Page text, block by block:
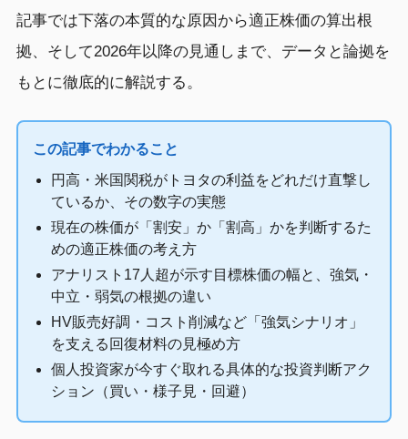
記事では下落の本質的な原因から適正株価の算出根
拠、そして2026年以降の見通しまで、データと論拠を
もとに徹底的に解説する。
この記事でわかること
円高・米国関税がトヨタの利益をどれだけ直撃し
ているか、その数字の実態
現在の株価が「割安」か「割高」かを判断するた
めの適正株価の考え方
アナリスト17人超が示す目標株価の幅と、強気・
中立・弱気の根拠の違い
HV販売好調・コスト削減など「強気シナリオ」
を支える回復材料の見極め方
個人投資家が今すぐ取れる具体的な投資判断アク
ション（買い・様子見・回避）